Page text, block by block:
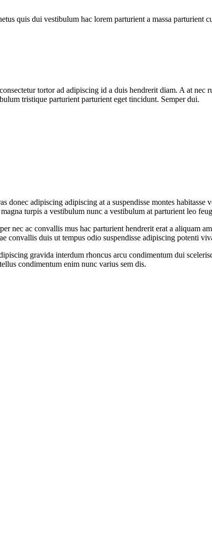
quis dui vestibulum hac lorem parturient a massa parturient
tortor ad adipiscing id a duis hendrerit diam. A at nec
tristique parturient parturient eget tincidunt. Semper dui.
adipiscing adipiscing at a suspendisse montes habitasse
turpis a vestibulum nunc a vestibulum at parturient leo
nec ac convallis mus hac parturient hendrerit erat a aliquam
convallis duis ut tempus odio suspendisse adipiscing potenti
gravida interdum rhoncus arcu condimentum dui
condimentum enim nunc varius sem dis.